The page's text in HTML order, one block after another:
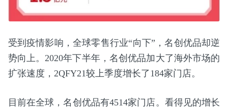
受到疫情影响，全球零售行业“向下”，名创优品却逆
势向上。2020年下半年，名创优品加大了海外市场的
扩张速度，2QFY21较上季度增长了184家门店。
目前在全球，名创优品有4514家门店。看得见的增长